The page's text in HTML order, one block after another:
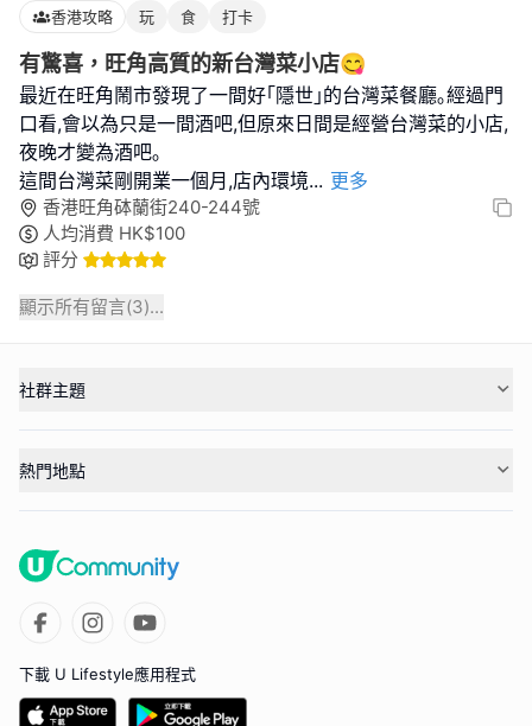
香港攻略 玩 食 打卡
有驚喜，旺角高質的新台灣菜小店😋
最近在旺角鬧市發現了一間好｢隱世｣的台灣菜餐廳｡經過門
口看,會以為只是一間酒吧,但原來日間是經營台灣菜的小店,
夜晚才變為酒吧｡
這間台灣菜剛開業一個月,店內環境... 更多
香港旺角砵蘭街240-244號
人均消費 HK$100
評分
顯示所有留言(3)...
社群主題
熱門地點
下載 U Lifestyle應用程式